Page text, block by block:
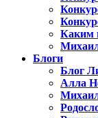
Каким
Блоги
Блог
Алла